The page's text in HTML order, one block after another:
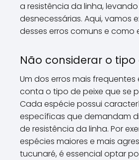
a resistência da linha,
desnecessárias. Aqui, vamos
desses erros comuns e como
Não considerar o tipo
Um dos erros mais frequentes
conta o tipo de peixe que se
Cada espécie possui
específicas que demandam
de resistência da linha. Por
espécies maiores e mais
tucunaré, é essencial optar